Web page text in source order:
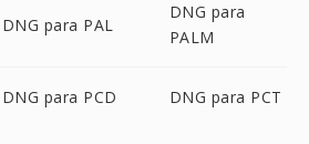
DNG para PAL
DNG para
PALM
DNG para PCD DNG para PCT